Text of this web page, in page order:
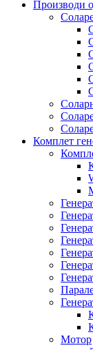
Производи
Комплет
Мотор